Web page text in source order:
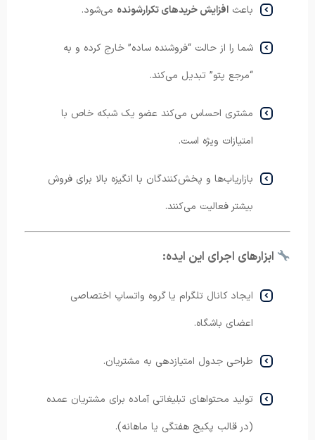
باعث افزایش خریدهای تکرارشونده می‌شود.
شما را از حالت “فروشنده ساده” خارج کرده و به
“مرجع پتو” تبدیل می‌کند.
مشتری احساس می‌کند عضو یک شبکه خاص با
امتیازات ویژه است.
بازاریاب‌ها و پخش‌کنندگان با انگیزه بالا برای فروش
بیشتر فعالیت می‌کنند.
ابزارهای اجرای این ایده:
ایجاد کانال تلگرام یا گروه واتساپ اختصاصی
اعضای باشگاه.
طراحی جدول امتیازدهی به مشتریان.
تولید محتواهای تبلیغاتی آماده برای مشتریان عمده
(در قالب پکیج هفتگی یا ماهانه).